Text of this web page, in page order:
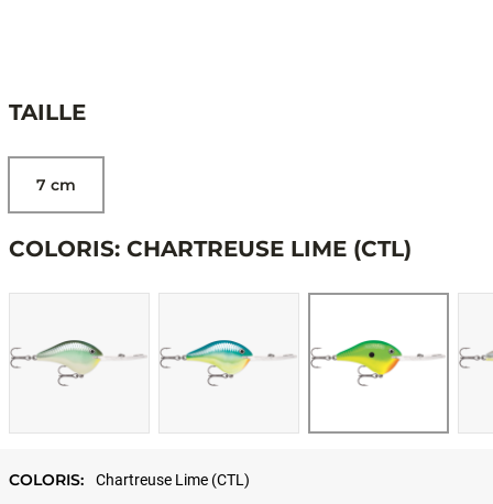
TAILLE
7 cm
COLORIS: CHARTREUSE LIME (CTL)
COLORIS: Chartreuse Lime (CTL)